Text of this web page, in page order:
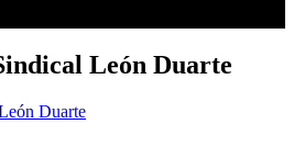
León Duarte